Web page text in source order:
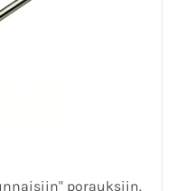
porauksiin.